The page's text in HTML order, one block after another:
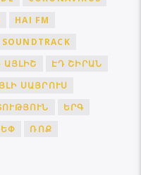
HAI FM
SOUNDTRACK
ԱՅԼԻՇ
ԷԴ ՇԻՐԱՆ
ՍԱՅՐՈՒՍ
ԵՐԳ
ՌՈՔ